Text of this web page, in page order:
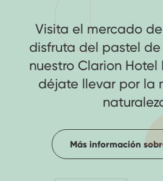
Visita el mercado
disfruta del pastel
nuestro Clarion Hotel
déjate llevar por la
Más información